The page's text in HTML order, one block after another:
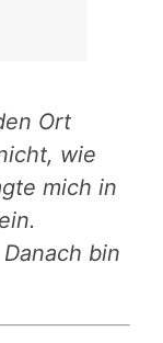
Ort
wie
mich in
bin